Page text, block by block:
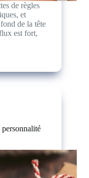
de règles
et
de la tête
est fort,
personnalité